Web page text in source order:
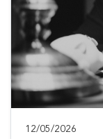
12/05/2026